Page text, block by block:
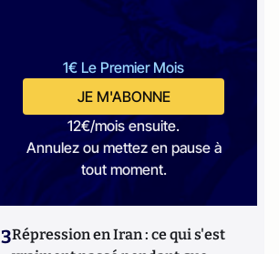
1€ Le Premier Mois
JE M'ABONNE
12€/mois ensuite.
Annulez ou mettez en pause à
tout moment.
3Répression en Iran : ce qui s'est